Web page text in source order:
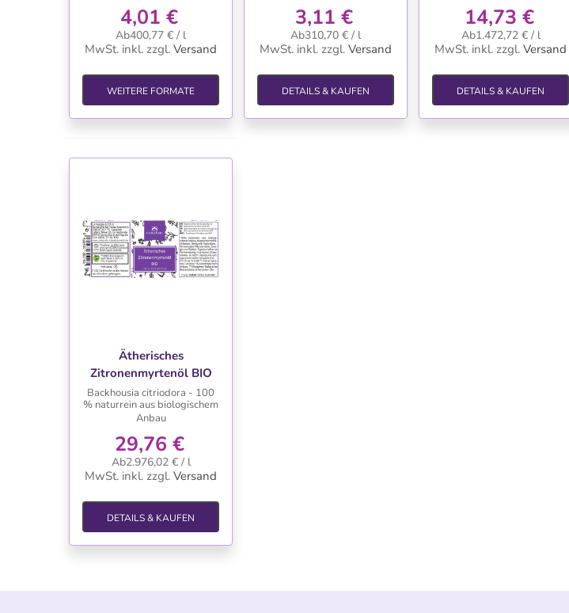
4,01 €
Ab400,77 € / l
MwSt. inkl. zzgl. Versand
WEITERE FORMATE
3,11 €
Ab310,70 € / l
MwSt. inkl. zzgl. Versand
DETAILS & KAUFEN
14,73 €
Ab1.472,72 € / l
MwSt. inkl. zzgl. Versand
DETAILS & KAUFEN
Ätherisches
Zitronenmyrtenöl BIO
Backhousia citriodora - 100
% naturrein aus biologischem
Anbau
29,76 €
Ab2.976,02 € / l
MwSt. inkl. zzgl. Versand
DETAILS & KAUFEN